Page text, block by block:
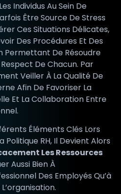
Individus Au Sein De
Être Source De Stress
Ces Situations Délicates,
Des Procédures Et Des
Permettant De Résoudre
De Chacun. Par
Veiller À La Qualité De
Afin De Favoriser La
Et La Collaboration Entre
Éléments Clés Lors
Politique RH, Il Devient Alors
Les Ressources
Aussi Bien À
Des Employés Qu’à